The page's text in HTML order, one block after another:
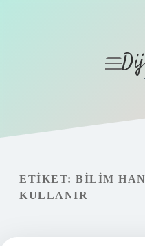
Gizlilik Politikası
Hakkımızda
ETIKET: BILIM
KULLANIR